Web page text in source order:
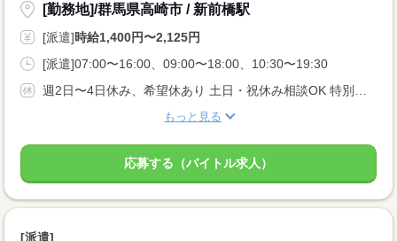
[勤務地]/群馬県高崎市 / 新前橋駅
[派遣]時給1,400円〜2,125円
[派遣]07:00〜16:00、09:00〜18:00、10:30〜19:30
もっと見る
応募する（バイトル求人）
[派遣]